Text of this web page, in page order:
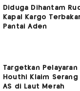
Diduga Dihantam
Kapal Kargo
Pantai Aden
Targetkan Pelayaran
Houthi Klaim Serang
AS di Laut Merah